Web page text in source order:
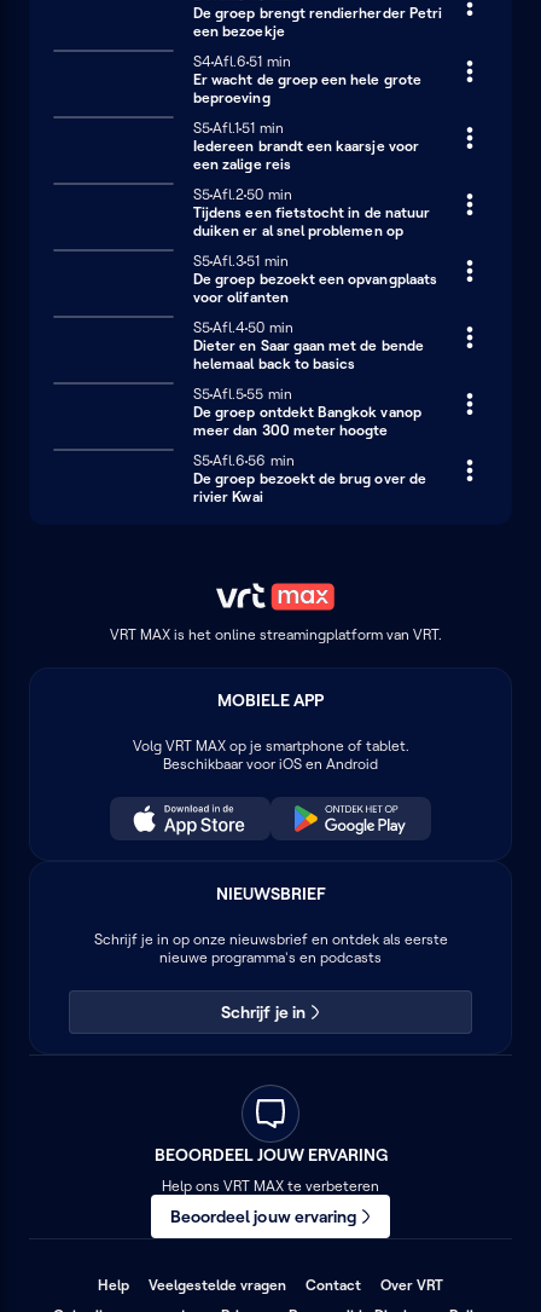
De groep brengt rendierherder Petri
een bezoekje
Seizoen 4
S4Afl.651 minuten
51 min
Er wacht de groep een hele grote
beproeving
Seizoen 5
S5Afl.151 minuten
51 min
Iedereen brandt een kaarsje voor
een zalige reis
Seizoen 5
S5Afl.250 minuten
50 min
Tijdens een fietstocht in de natuur
duiken er al snel problemen op
Seizoen 5
S5Afl.351 minuten
51 min
De groep bezoekt een opvangplaats
voor olifanten
Seizoen 5
S5Afl.450 minuten
50 min
Dieter en Saar gaan met de bende
helemaal back to basics
Seizoen 5
S5Afl.555 minuten
55 min
De groep ontdekt Bangkok vanop
meer dan 300 meter hoogte
Seizoen 5
S5Afl.656 minuten
56 min
De groep bezoekt de brug over de
rivier Kwai
VRT MAX is het online streamingplatform van VRT.
MOBIELE APP
Volg VRT MAXop je smartphone of tablet.
Beschikbaar voor iOS en Android
NIEUWSBRIEF
Schrijf je in op onze nieuwsbrief en ontdek als eerste
nieuwe programma's en podcasts
Schrijf je in
BEOORDEEL JOUW ERVARING
Help ons VRT MAX te verbeteren
Beoordeel jouw ervaring
Help Veelgestelde vragen (opent
Contact (opent
Over VRT